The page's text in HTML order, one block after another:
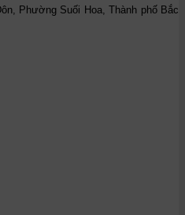
Phường Suối Hoa, Thành phố Bắc